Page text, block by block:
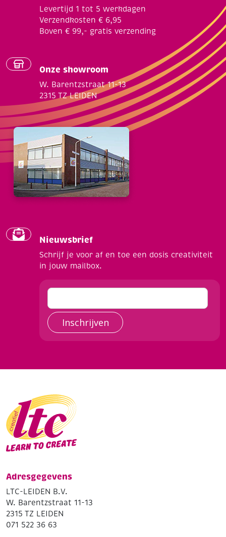
Levertijd 1 tot 5 werkdagen
Verzendkosten € 6,95
Boven € 99,- gratis verzending
Onze showroom
W. Barentzstraat 11-13
2315 TZ LEIDEN
Nieuwsbrief
Schrijf je voor af en toe een dosis creativiteit
in jouw mailbox.
Inschrijven
Adresgegevens
LTC-LEIDEN B.V.
W. Barentzstraat 11-13
2315 TZ LEIDEN
071 522 36 63